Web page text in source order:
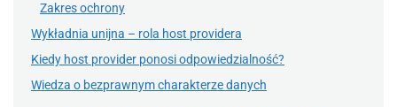
Zakres ochrony
Wykładnia unijna – rola host providera
Kiedy host provider ponosi odpowiedzialność?
Wiedza o bezprawnym charakterze danych